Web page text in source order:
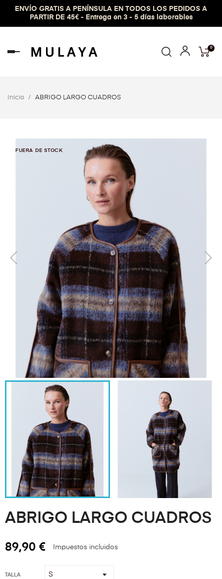
ENVÍO GRATIS A PENÍNSULA EN TODOS LOS PEDIDOS A
PARTIR DE 45€ - Entrega en 3 - 5 días laborables
Navegación
0
Inicio ABRIGO LARGO CUADROS
FUERA DE STOCK
ABRIGO LARGO CUADROS
89,90 € Impuestos incluidos
TALLA